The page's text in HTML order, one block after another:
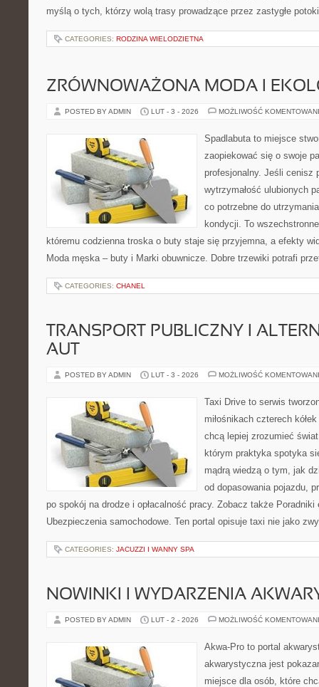
myślą o tych, którzy wolą trasy prowadzące przez zastygłe
CATEGORIES: RODZINA WIELODZIETNA
ZRÓWNOWAŻONA MODA I
POSTED BY ADMIN LUT - 3 - 2026 MOŻLIWOŚĆ
Spadlabuta to miejsce
zaopiekować się o swoje
profesjonalny. Jeśli cenisz
wytrzymałość ulubionych
co potrzebne do
kondycji. To
któremu codzienna troska o buty staje się przyjemna, a efekty
Moda męska – buty i Marki obuwnicze. Dobre trzewiki potrafi
CATEGORIES: CHANEL
TRANSPORT PUBLICZNY I
AUT
POSTED BY ADMIN LUT - 3 - 2026 MOŻLIWOŚĆ
Taxi Drive to serwis
miłośnikach czterech
chcą lepiej zrozumieć
którym praktyka spotyka
mądrą wiedzą o tym, jak
od dopasowania pojazdu,
po spokój na drodze i opłacalność pracy. Zobacz także
Ubezpieczenia samochodowe. Ten portal opisuje taxi nie jako
CATEGORIES: JACUZZI I WANNY SPA
NOWINKI I WYDARZENIA
POSTED BY ADMIN LUT - 2 - 2026 MOŻLIWOŚĆ
Akwa-Pro to portal
akwarystyczna jest
miejsce dla osób, które